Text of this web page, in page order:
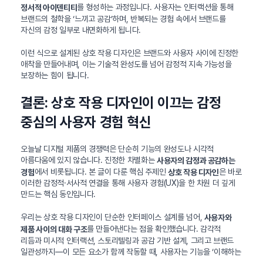
정서적 아이덴티티 를 형성하는 과정입니다. 사용자는 인터랙션을 통해
브랜드의 철학을 ‘느끼고 공감’하며, 반복되는 경험 속에서 브랜드를
자신의 감정 일부로 내면화하게 됩니다.
이런 식으로 설계된 상호 작용 디자인은 브랜드와 사용자 사이에 진정한
애착을 만들어내며, 이는 기술적 완성도를 넘어 감정적 지속 가능성을
보장하는 힘이 됩니다.
결론: 상호 작용 디자인이 이끄는 감정
중심의 사용자 경험 혁신
오늘날 디지털 제품의 경쟁력은 단순히 기능의 완성도나 시각적
아름다움에 있지 않습니다. 진정한 차별화는사용자의 감정과 공감하는
경험에서 비롯됩니다. 본 글이 다룬 핵심 주제인 상호 작용 디자인은 바로
이러한 감정적·서사적 연결을 통해 사용자 경험(UX)을 한 차원 더 깊게
만드는 핵심 동인입니다.
우리는 상호 작용 디자인이 단순한 인터페이스 설계를 넘어, 사용자와
제품 사이의 대화 구조를 만들어낸다는 점을 확인했습니다. 감각적
리듬과 미시적 인터랙션, 스토리텔링과 공감 기반 설계, 그리고 브랜드
일관성까지—이 모든 요소가 함께 작동할 때, 사용자는 기능을 ‘이해하는